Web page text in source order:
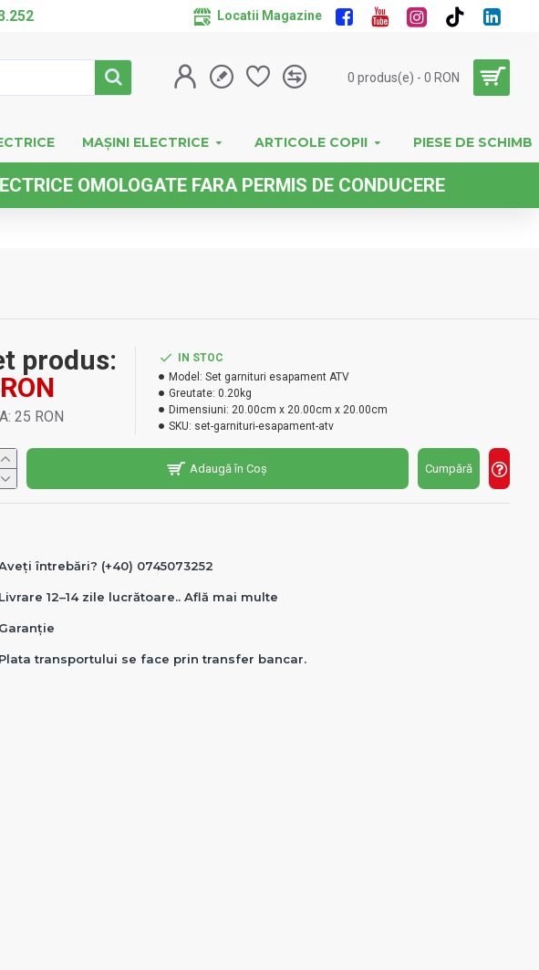
Locatii Magazine
0 produs(e) - 0 RON
MAȘINI ELECTRICE ARTICOLE COPII PIESE DE SCHIMB
OMOLOGATE FARA PERMIS DE CONDUCERE
produs:
25 RON
IN STOC
Model: Set garnituri esapament ATV
Greutate: 0.20kg
Dimensiuni: 20.00cm x 20.00cm x 20.00cm
SKU: set-garnituri-esapament-atv
Adaugă în Coș Cumpără
întrebări? (+40) 0745073252
Livrare 12–14 zile lucrătoare.. Află mai multe
Garanție
Plata transportului se face prin transfer bancar.